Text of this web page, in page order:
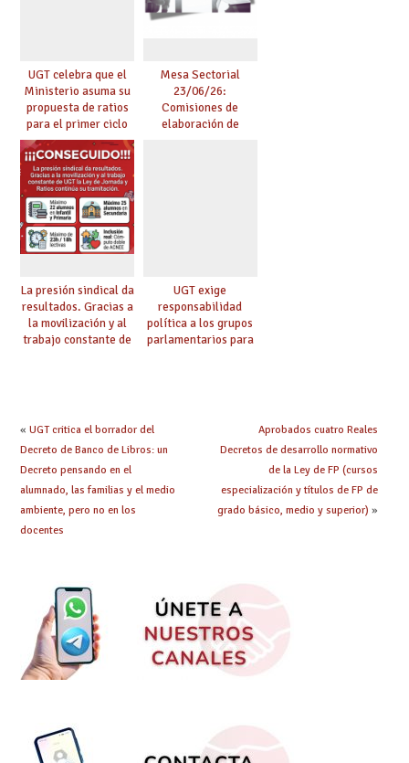
UGT celebra que el
Ministerio asuma su
propuesta de ratios
para el primer ciclo
de Infantil y pide
extender la misma
ambición al resto de
etapas
Mesa Sectorial
23/06/26:
Comisiones de
elaboración de
La presión sindical da
resultados. Gracias a
la movilización y al
trabajo constante de
UGT exige
responsabilidad
política a los grupos
parlamentarios para
« UGT critica el borrador del
Decreto de Banco de Libros: un
Decreto pensando en el
alumnado, las familias y el medio
ambiente, pero no en los
docentes
Aprobados cuatro Reales
Decretos de desarrollo normativo
de la Ley de FP (cursos
especialización y títulos de FP de
grado básico, medio y superior) »